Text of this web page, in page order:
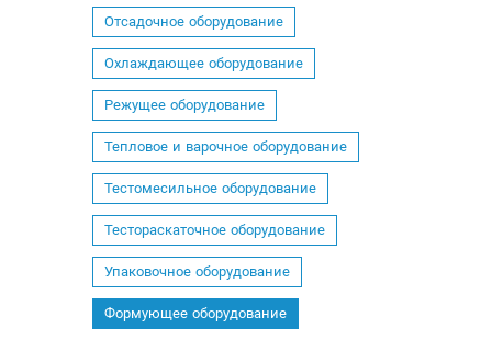
Отсадочное оборудование
Охлаждающее оборудование
Режущее оборудование
Тепловое и варочное оборудование
Тестомесильное оборудование
Тестораскаточное оборудование
Упаковочное оборудование
Формующее оборудование